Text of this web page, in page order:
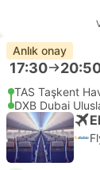
Anlık onay
17:30
TAS Taşkent
DXB Dubai